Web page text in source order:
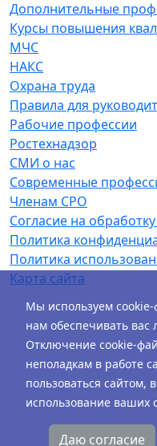
Дополнительные
Курсы повышения
МЧС
НАКС
Охрана труда
Правила для
Рабочие профессии
Ростехнадзор
СМИ о нас
Современные
Членам СРО
Согласие на
Политика
Политика
Карта сайта
Мы используем
нам обеспечивать
Отключение cookie-
неполадкам в работе
пользоваться сайтом,
использование ваших
Даю согласие